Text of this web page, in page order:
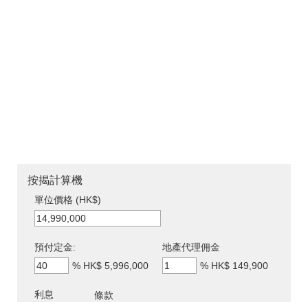
按揭計算機
單位價格 (HK$)
預付定金:
% HK$ 5,996,000
地產代理佣金
% HK$ 149,900
利息
條款